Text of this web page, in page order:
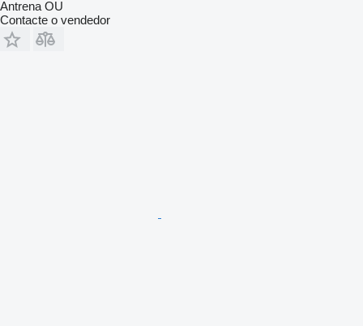
Antrena OU
Contacte o vendedor